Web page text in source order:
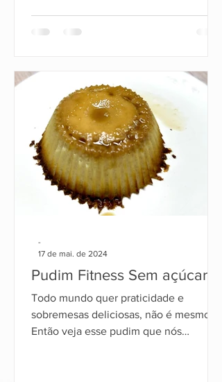
Pudim Fitness Sem açúcar
Todo mundo quer praticidade e
sobremesas deliciosas, não é mesmo?
Então veja esse pudim que nós
-
17 de mai. de 2024